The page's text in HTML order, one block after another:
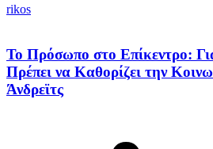
rikos
Το Πρόσωπο στο Επίκεντρο:
Πρέπει να Καθορίζει την
Άνδρεϊτς